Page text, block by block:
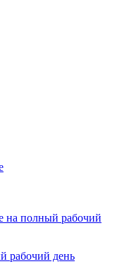
на полный рабочий
рабочий день